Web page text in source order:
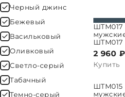
Черный джинс
Бежевый
Васильковый
Оливковый
Светло-серый
Табачный
Темно-серый
ВЫБРАТЬ
ШТМ017
ШТМ017
2 960 ₽
Купить
ВЫБРАТЬ
ШТМ015